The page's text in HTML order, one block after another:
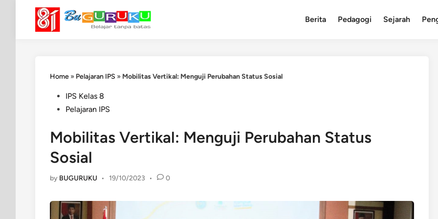
content
Berita Pedagogi Sejarah
Home » Pelajaran IPS » Mobilitas Vertikal: Menguji Perubahan Status Sosial
PostedIPS Kelas 8
Pelajaran IPS
Mobilitas Vertikal: Menguji Perubahan Status
Sosial
by BUGURUKU • 19/10/2023 • 0